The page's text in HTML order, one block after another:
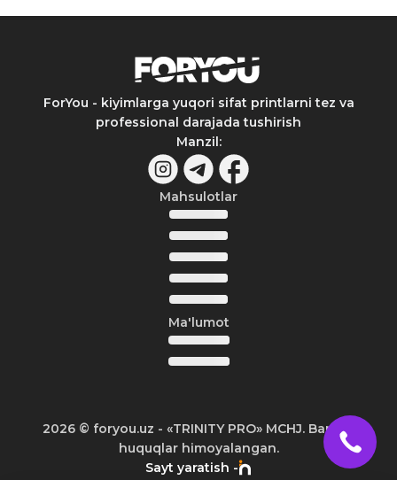
ForYou - kiyimlarga yuqori sifat printlarni tez va
professional darajada tushirish
Manzil:
Mahsulotlar
Ma'lumot
2026© foryou.uz - «TRINITY PRO» MCHJ. Barcha
huquqlar himoyalangan.
Sayt yaratish -